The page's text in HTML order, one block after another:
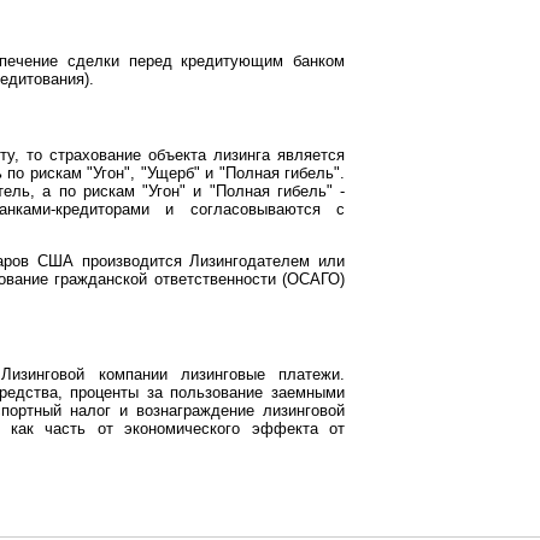
сделки перед кредитующим банком
то страхование объекта лизинга является
по рискам "Угон", "Ущерб" и "Полная гибель".
а по рискам "Угон" и "Полная гибель" -
кредиторами и согласовываются с
США производится Лизингодателем или
гражданской ответственности (ОСАГО)
компании лизинговые платежи.
проценты за пользование заемными
налог и вознаграждение лизинговой
как часть от экономического эффекта от